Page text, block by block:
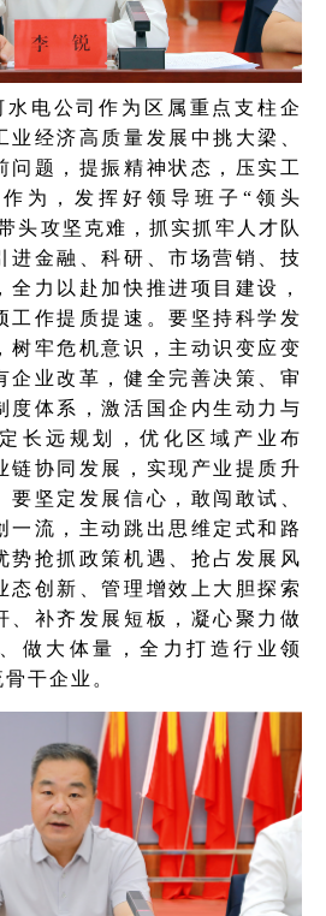
电公司作为区属重点支柱企
业经济高质量发展中挑大梁、
问题，提振精神状态，压实工
为，发挥好领导班子“领头
头攻坚克难，抓实抓牢人才队
进金融、科研、市场营销、技
力以赴加快推进项目建设，
工作提质提速。要坚持科学发
树牢危机意识，主动识变应变
企业改革，健全完善决策、审
度体系，激活国企内生动力与
长远规划，优化区域产业布
链协同发展，实现产业提质升
坚定发展信心，敢闯敢试、
一流，主动跳出思维定式和路
势抢抓政策机遇、抢占发展风
态创新、管理增效上大胆探索
、补齐发展短板，凝心聚力做
做大体量，全力打造行业领
干企业。